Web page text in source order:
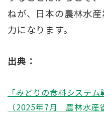
ねが、日本の農林水
力になります。
出典：
「みどりの食料システ
（2025年7月 農林水産